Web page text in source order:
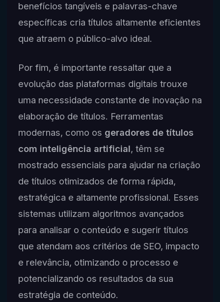
benefícios tangíveis e palavras-chave
específicas cria títulos altamente eficientes
que atraem o público-alvo ideal.
Por fim, é importante ressaltar que a
evolução das plataformas digitais trouxe
uma necessidade constante de inovação na
elaboração de títulos. Ferramentas
modernas, como os geradores de títulos
com inteligência artificial, têm se
mostrado essenciais para ajudar na criação
de títulos otimizados de forma rápida,
estratégica e altamente profissional. Esses
sistemas utilizam algoritmos avançados
para analisar o conteúdo e sugerir títulos
que atendam aos critérios de SEO, impacto
e relevância, otimizando o processo e
potencializando os resultados da sua
estratégia de conteúdo.